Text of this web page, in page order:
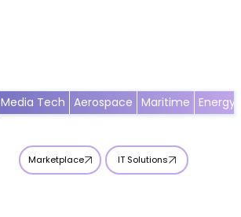
Marketplace IT Solutions
Media Tech Aerospace Maritime Energy